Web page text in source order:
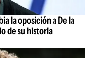
la oposición a De la
de su historia